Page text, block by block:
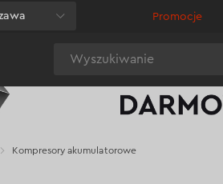
Promocje
Kompresory akumulatorowe